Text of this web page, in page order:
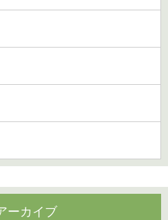
ーカイブ